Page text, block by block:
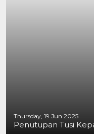
Thursday, 19 Jun 2025
Penutupan Tusi